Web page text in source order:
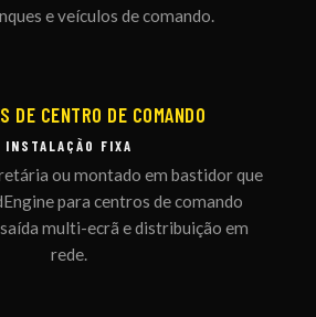
e veículos de comando.
DE CENTRO DE COMANDO
INSTALAÇÃO FIXA
ou montado em bastidor que
para centros de comando
multi-ecrã e distribuição em
rede.